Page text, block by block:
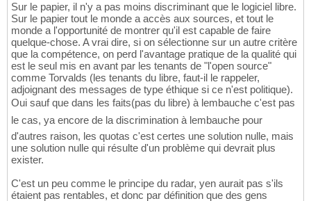
Sur le papier, il n'y a pas moins discriminant que le logiciel libre.
Sur le papier tout le monde a accès aux sources, et tout le
monde a l'opportunité de montrer qu'il est capable de faire
quelque-chose. A vrai dire, si on sélectionne sur un autre critère
que la compétence, on perd l'avantage pratique de la qualité qui
est le seul mis en avant par les tenants de "l'open source"
comme Torvalds (les tenants du libre, faut-il le rappeler,
adjoignant des messages de type éthique si ce n'est politique).
Oui sauf que dans les faits(pas du libre) à lembauche c'est pas
le cas, ya encore de la discrimination à lembauche pour
d'autres raison, les quotas c'est certes une solution nulle, mais
une solution nulle qui résulte d'un problème qui devrait plus
exister.
C'est un peu comme le principe du radar, yen aurait pas s'ils
étaient pas rentables, et donc par définition que des gens